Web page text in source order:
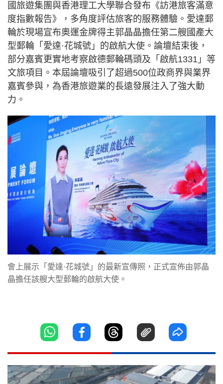
國旅遊集團與香港理工大學聯合發布《訪港旅客滿意
度指數報告》，多角度評估旅客的服務體驗。愛達郵
輪於現場宣布奧運金牌得主郭晶晶擔任第二艘國產大
型郵輪「愛達·花城號」的啟航大使。論壇結束後，
部分嘉賓更實地考察啟德郵輪碼頭及「啟航1331」等
文旅項目。本屆論壇吸引了超過500位政商界與業界
嘉賓參與，為香港旅遊業的長遠發展注入了強大動
力。
會上展示「愛達·花城號」的最新宣傳照，正式宣佈由郭晶
晶擔任該艘大型郵輪的啟航大使。